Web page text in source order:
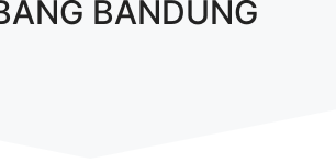
BANDUNG